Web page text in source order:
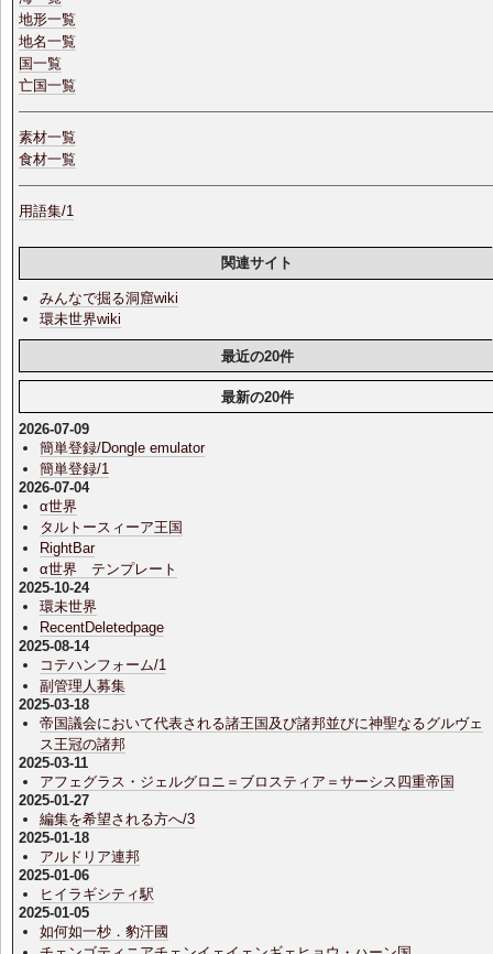
地形一覧
地名一覧
国一覧
亡国一覧
素材一覧
食材一覧
用語集/1
関連サイト
みんなで掘る洞窟wiki
環未世界wiki
最近の20件
最新の20件
2026-07-09
簡単登録/Dongle emulator
簡単登録/1
2026-07-04
α世界
タルトースィーア王国
RightBar
α世界 テンプレート
2025-10-24
環未世界
RecentDeletedpage
2025-08-14
コテハンフォーム/1
副管理人募集
2025-03-18
帝国議会において代表される諸王国及び諸邦並びに神聖なるグルヴェ
ス王冠の諸邦
2025-03-11
アフェグラス・ジェルグロニ＝ブロスティア＝サーシス四重帝国
2025-01-27
編集を希望される方へ/3
2025-01-18
アルドリア連邦
2025-01-06
ヒイラギシティ駅
2025-01-05
如何如一杪．豹汗國